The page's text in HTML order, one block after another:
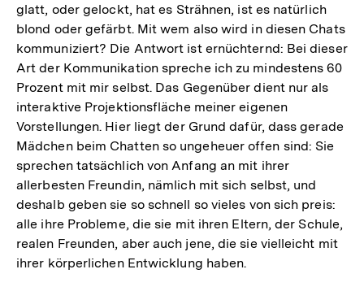
glatt, oder gelockt, hat es Strähnen, ist es natürlich
blond oder gefärbt. Mit wem also wird in diesen Chats
kommuniziert? Die Antwort ist ernüchternd: Bei dieser
Art der Kommunikation spreche ich zu mindestens 60
Prozent mit mir selbst. Das Gegenüber dient nur als
interaktive Projektionsfläche meiner eigenen
Vorstellungen. Hier liegt der Grund dafür, dass gerade
Mädchen beim Chatten so ungeheuer offen sind: Sie
sprechen tatsächlich von Anfang an mit ihrer
allerbesten Freundin, nämlich mit sich selbst, und
deshalb geben sie so schnell so vieles von sich preis:
alle ihre Probleme, die sie mit ihren Eltern, der Schule,
realen Freunden, aber auch jene, die sie vielleicht mit
ihrer körperlichen Entwicklung haben.